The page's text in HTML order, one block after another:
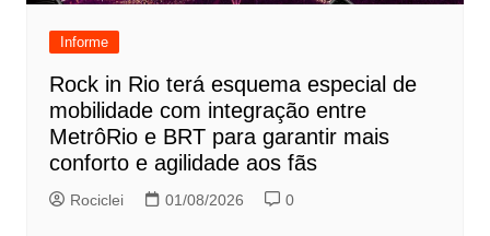
Informe
Rock in Rio terá esquema especial de
mobilidade com integração entre
MetrôRio e BRT para garantir mais
conforto e agilidade aos fãs
Rociclei 01/08/2026 0